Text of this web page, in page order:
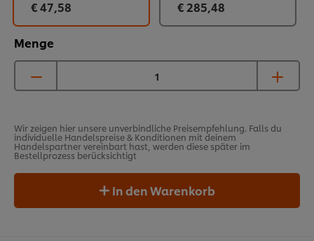
Menge
€ 47,58 € 285,48
Wir zeigen hier unsere unverbindliche Preisempfehlung. Falls du
individuelle Handelspreise & Konditionen mit deinem
Handelspartner vereinbart hast, werden diese später im
Bestellprozess berücksichtigt
In den Warenkorb